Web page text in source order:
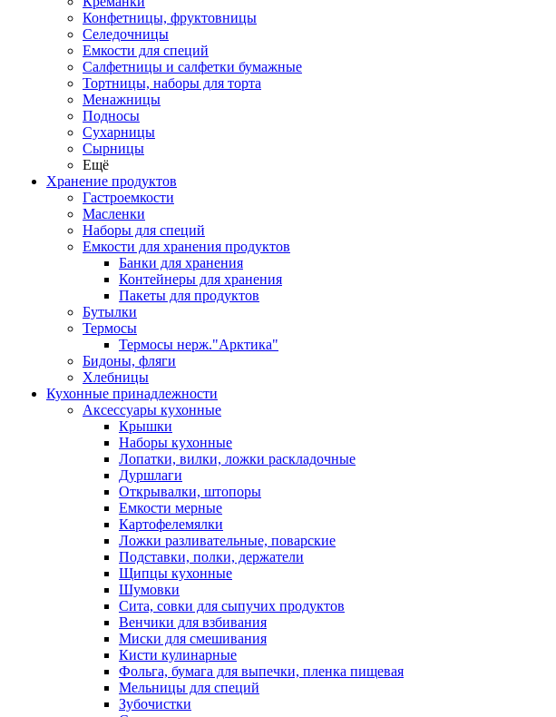
Конфетницы, фруктовницы
Селедочницы
Емкости для специй
Салфетницы и салфетки бумажные
Тортницы, наборы для торта
Менажницы
Подносы
Сухарницы
Сырницы
Ещё
Хранение продуктов
Гастроемкости
Масленки
Наборы для специй
Емкости для хранения продуктов
Банки для хранения
Контейнеры для хранения
Пакеты для продуктов
Бутылки
Термосы
Термосы нерж."Арктика"
Бидоны, фляги
Хлебницы
Кухонные принадлежности
Аксессуары кухонные
Крышки
Наборы кухонные
Лопатки, вилки, ложки раскладочные
Дуршлаги
Открывалки, штопоры
Емкости мерные
Картофелемялки
Ложки разливательные, поварские
Подставки, полки, держатели
Щипцы кухонные
Шумовки
Сита, совки для сыпучих продуктов
Венчики для взбивания
Миски для смешивания
Кисти кулинарные
Фольга, бумага для выпечки, пленка пищевая
Мельницы для специй
Зубочистки